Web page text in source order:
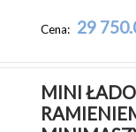
Cena: 29
MINI